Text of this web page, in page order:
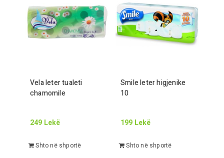
Vela leter tualeti
chamomile
249 Lekë
Shto në shportë
Smile leter higjenike
10
199 Lekë
Shto në shportë